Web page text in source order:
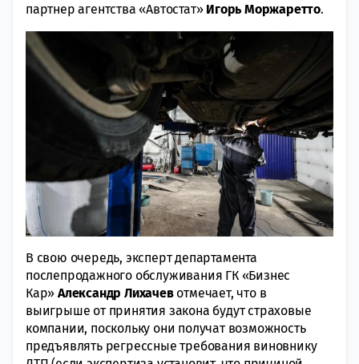
партнер агентства «Автостат» Игорь Моржаретто.
В свою очередь, эксперт департамента
послепродажного обслуживания ГК «Бизнес
Кар» Александр Лихачев отмечает, что в
выигрыше от принятия закона будут страховые
компании, поскольку они получат возможность
предъявлять регрессные требования виновнику